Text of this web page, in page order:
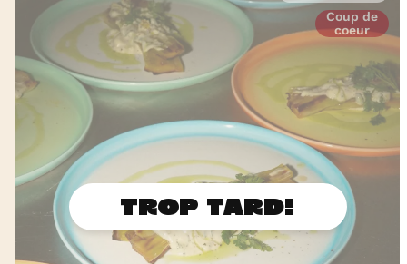
Coup de
coeur